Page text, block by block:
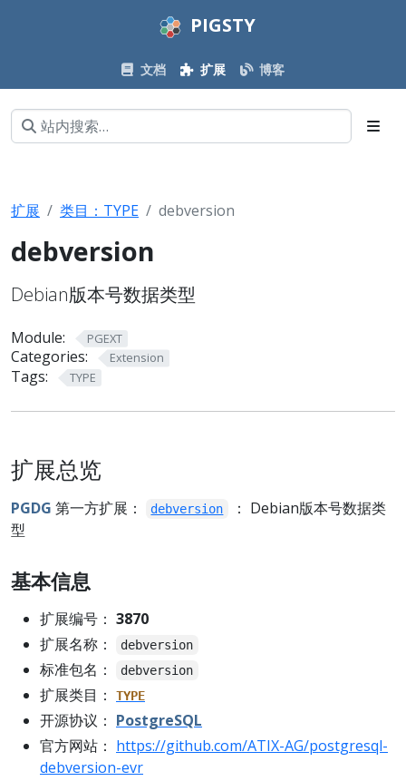
PIGSTY
文档 扩展 博客
扩展 类目：TYPE debversion
debversion
Debian版本号数据类型
Module: PGEXT
Categories: Extension
Tags: TYPE
扩展总览
PGDG 第一方扩展： debversion
： Debian版本号数据类
型
基本信息
扩展编号： 3870
扩展名称：
debversion
标准包名： debversion
扩展类目： TYPE
开源协议： PostgreSQL
官方网站： https://github.com/ATIX-AG/postgresql-
debversion-evr